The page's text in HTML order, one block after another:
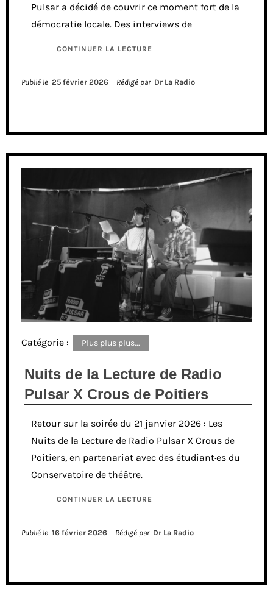
Pulsar a décidé de couvrir ce moment fort de la
démocratie locale. Des interviews de
CONTINUER LA LECTURE
Publié le 25 février 2026 Rédigé par Dr La Radio
Catégorie : Plus plus plus...
Nuits de la Lecture de Radio
Pulsar X Crous de Poitiers
Retour sur la soirée du 21 janvier 2026 : Les
Nuits de la Lecture de Radio Pulsar X Crous de
Poitiers, en partenariat avec des étudiant·es du
Conservatoire de théâtre.
CONTINUER LA LECTURE
Publié le 16 février 2026 Rédigé par Dr La Radio